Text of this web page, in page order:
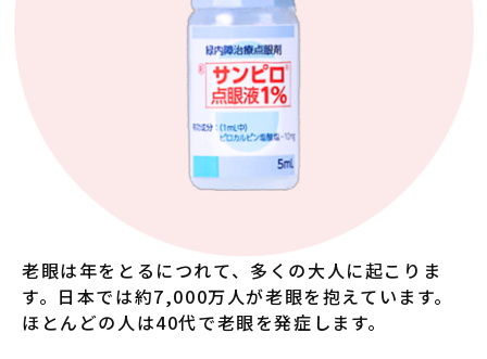
老眼は年をとるにつれて、多くの大人に起こりま
す。日本では約7,000万人が老眼を抱えています。
ほとんどの人は40代で老眼を発症します。